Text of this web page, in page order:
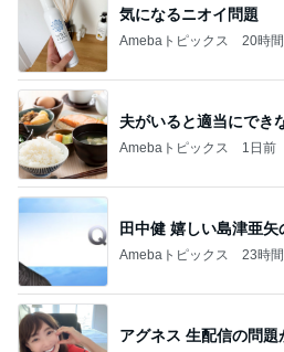
気になるニオイ問題
Amebaトピックス 20時
夫がいると適当にでき
Amebaトピックス 1日前
田中健 嬉しい島津亜矢
Amebaトピックス 23時
アグネス 生配信の問題